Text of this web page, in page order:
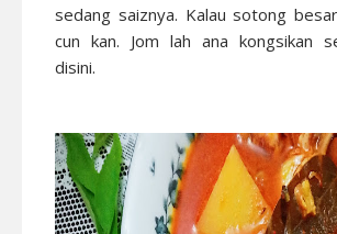
sedang saiznya. Kalau sotong
cun kan. Jom lah ana kongsikan
disini.